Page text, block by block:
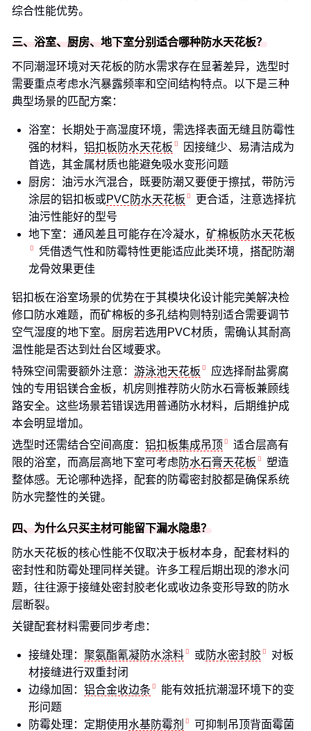
综合性能优势。
三、浴室、厨房、地下室分别适合哪种防水天花板？
不同潮湿环境对天花板的防水需求存在显著差异，选型时
需要重点考虑水汽暴露频率和空间结构特点。以下是三种
典型场景的匹配方案：
浴室：长期处于高湿度环境，需选择表面无缝且防霉性
强的材料， 铝扣板防水天花板
因接缝少、易清洁成为
首选，其金属材质也能避免吸水变形问题
厨房：油污水汽混合，既要防潮又要便于擦拭，带防污
涂层的铝扣板或PVC防水天花板
更合适，注意选择抗
油污性能好的型号
地下室：通风差且可能存在冷凝水， 矿棉板防水天花板
凭借透气性和防霉特性更能适应此类环境，搭配防潮
龙骨效果更佳
铝扣板在浴室场景的优势在于其模块化设计能完美解决检
修口防水难题，而矿棉板的多孔结构则特别适合需要调节
空气湿度的地下室。厨房若选用PVC材质，需确认其耐高
温性能是否达到灶台区域要求。
特殊空间需要额外注意： 游泳池天花板
应选择耐盐雾腐
蚀的专用铝镁合金板，机房则推荐防火防水石膏板兼顾线
路安全。这些场景若错误选用普通防水材料，后期维护成
本会明显增加。
选型时还需结合空间高度： 铝扣板集成吊顶
适合层高有
限的浴室，而高层高地下室可考虑 防水石膏天花板
塑造
整体感。无论哪种选择，配套的防霉密封胶都是确保系统
防水完整性的关键。
四、为什么只买主材可能留下漏水隐患？
防水天花板的核心性能不仅取决于板材本身，配套材料的
密封性和防霉处理同样关键。许多工程后期出现的渗水问
题，往往源于接缝处密封胶老化或收边条变形导致的防水
层断裂。
关键配套材料需要同步考虑：
接缝处理： 聚氨酯氰凝防水涂料 或防水密封胶
对板
材接缝进行双重封闭
边缘加固： 铝合金收边条
能有效抵抗潮湿环境下的变
形问题
防霉处理：定期使用 水基防霉剂
可抑制吊顶背面霉菌